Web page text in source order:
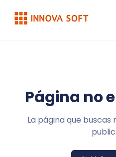
Página no
La página que buscas